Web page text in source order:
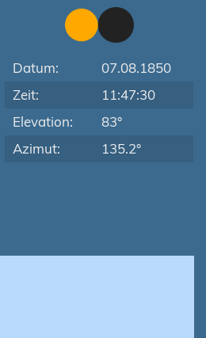
Datum:
07.08.1850
Zeit:
11:47:30
Elevation:
83°
Azimut:
135.2°